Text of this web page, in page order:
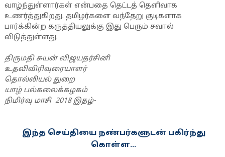
வாழ்ந்துள்ளார்கள் என்பதை தெட்டத் தெளிவாக
உணர்த்துகிறது. தமிழர்களை வந்தேறு குடிகளாக
பார்க்கின்ற கருத்தியலுக்கு இது பெரும் சவால்
விடுத்துள்ளது.
திருமதி சுயன் விஜயதர்சினி
உதவிவிரிவுரையாளர்
தொல்லியல் துறை
யாழ் பல்கலைக்கழகம்
நிமிர்வு மாசி 2018 இதழ்-
இந்த செய்தியை நண்பர்களுடன் பகிர்ந்து
கொள்ள...